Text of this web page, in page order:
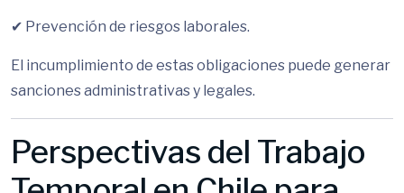
✔ Prevención de riesgos laborales.
El incumplimiento de estas obligaciones puede generar
sanciones administrativas y legales.
Perspectivas del Trabajo